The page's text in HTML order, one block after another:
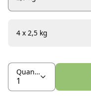
4 x 2,5 kg
Quantité